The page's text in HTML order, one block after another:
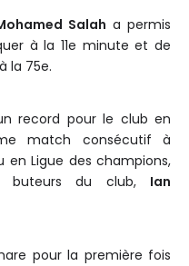
Salah a permis
à la 11e minute et de
la 75e.
record pour le club en
match consécutif à
en Ligue des champions,
buteurs du club, Ian
pour la première fois